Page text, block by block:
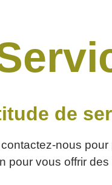
de
nous
pour vous offrir